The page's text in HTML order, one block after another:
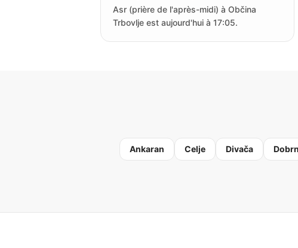
Asr (prière de l'après-midi) à Občina
Trbovlje est aujourd'hui à 17:05.
Ankaran Celje Divača